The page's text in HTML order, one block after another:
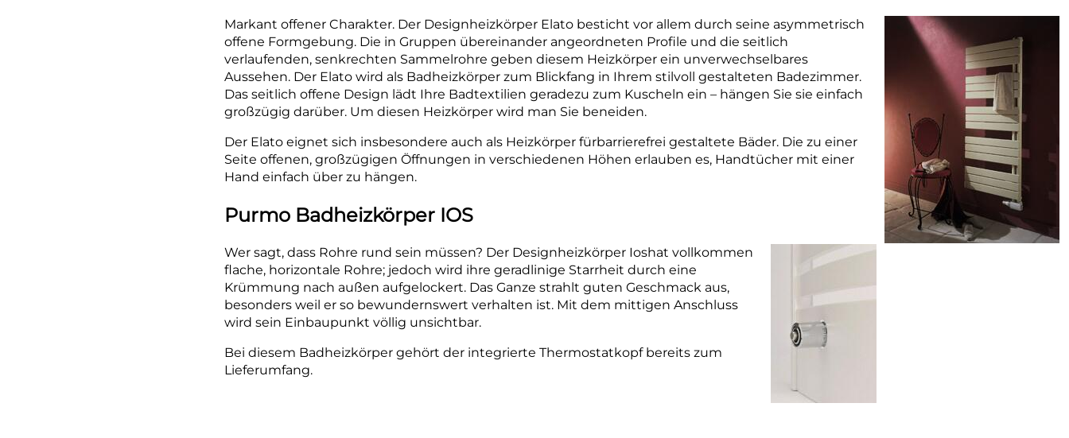
Markant offener Charakter. Der Designheizkörper Elato besticht vor allem durch seine asymmetrisch
offene Formgebung. Die in Gruppen übereinander angeordneten Profile und die seitlich
verlaufenden, senkrechten Sammelrohre geben diesem Heizkörper ein unverwechselbares
Aussehen. Der Elato wird als Badheizkörper zum Blickfang in Ihrem stilvoll gestalteten Badezimmer.
Das seitlich offene Design lädt Ihre Badtextilien geradezu zum Kuscheln ein – hängen Sie sie einfach
großzügig darüber. Um diesen Heizkörper wird man Sie beneiden.
Der Elato eignet sich insbesondere auch als Heizkörper fürbarrierefrei gestaltete Bäder. Die zu einer
Seite offenen, großzügigen Öffnungen in verschiedenen Höhen erlauben es, Handtücher mit einer
Hand einfach über zu hängen.
Purmo Badheizkörper IOS
Wer sagt, dass Rohre rund sein müssen? Der Designheizkörper Ioshat vollkommen
flache, horizontale Rohre; jedoch wird ihre geradlinige Starrheit durch eine
Krümmung nach außen aufgelockert. Das Ganze strahlt guten Geschmack aus,
besonders weil er so bewundernswert verhalten ist. Mit dem mittigen Anschluss
wird sein Einbaupunkt völlig unsichtbar.
Bei diesem Badheizkörper gehört der integrierte Thermostatkopf bereits zum
Lieferumfang.